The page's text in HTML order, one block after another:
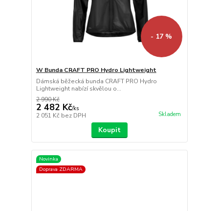
- 17 %
W Bunda CRAFT PRO Hydro Lightweight
Dámská běžecká bunda CRAFT PRO Hydro
Lightweight nabízí skvělou o...
2 990 Kč
2 482 Kč/ks
2 051 Kč bez DPH Skladem
Koupit
Novinka
Doprava ZDARMA